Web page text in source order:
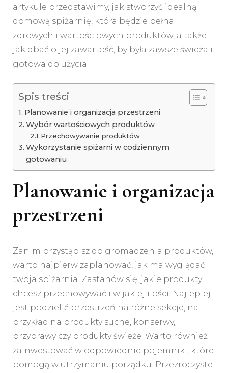
artykule przedstawimy, jak stworzyć idealną
domową spiżarnię, która będzie pełna
zdrowych i wartościowych produktów, a także
jak dbać o jej zawartość, by była zawsze świeża i
gotowa do użycia.
Spis treści
Planowanie i organizacja przestrzeni
Wybór wartościowych produktów
Przechowywanie produktów
Wykorzystanie spiżarni w codziennym
gotowaniu
Planowanie i organizacja
przestrzeni
Zanim przystąpisz do gromadzenia produktów,
warto najpierw zaplanować, jak ma wyglądać
twoja spiżarnia. Zastanów się, jakie produkty
chcesz przechowywać i w jakiej ilości. Najlepiej
jest podzielić przestrzeń na różne sekcje, na
przykład na produkty suche, konserwy,
przyprawy czy produkty świeże. Warto również
zainwestować w odpowiednie pojemniki, które
pomogą w utrzymaniu porządku. Przezroczyste